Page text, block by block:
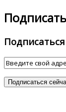
Подписаться